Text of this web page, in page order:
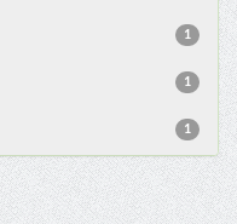
1
1
1